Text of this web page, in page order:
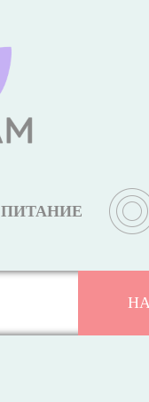
ПИТАНИЕ